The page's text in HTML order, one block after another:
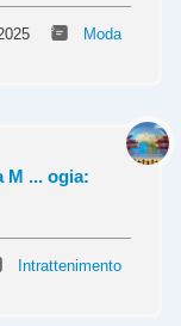
Moda
M ... ogia:
Intrattenimento